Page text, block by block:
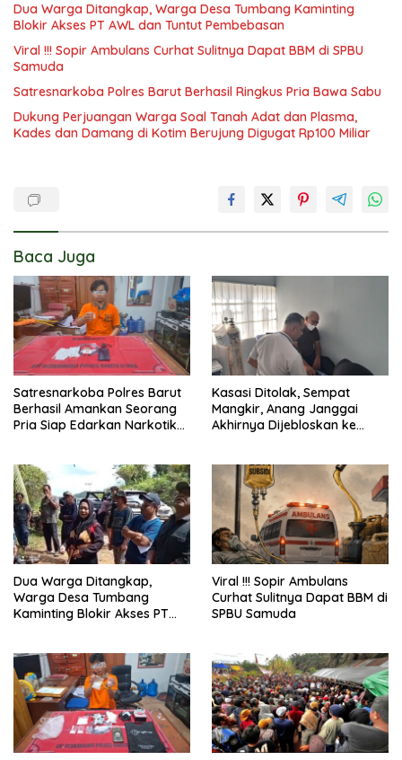
Dua Warga Ditangkap, Warga Desa Tumbang Kaminting
Blokir Akses PT AWL dan Tuntut Pembebasan
Viral !!! Sopir Ambulans Curhat Sulitnya Dapat BBM di SPBU
Samuda
Satresnarkoba Polres Barut Berhasil Ringkus Pria Bawa Sabu
Dukung Perjuangan Warga Soal Tanah Adat dan Plasma,
Kades dan Damang di Kotim Berujung Digugat Rp100 Miliar
Baca Juga
Satresnarkoba Polres Barut
Berhasil Amankan Seorang
Pria Siap Edarkan Narkotika
Kasasi Ditolak, Sempat
Mangkir, Anang Janggai
Akhirnya Dijebloskan ke
Dua Warga Ditangkap,
Warga Desa Tumbang
Kaminting Blokir Akses PT
Viral !!! Sopir Ambulans
Curhat Sulitnya Dapat BBM di
SPBU Samuda